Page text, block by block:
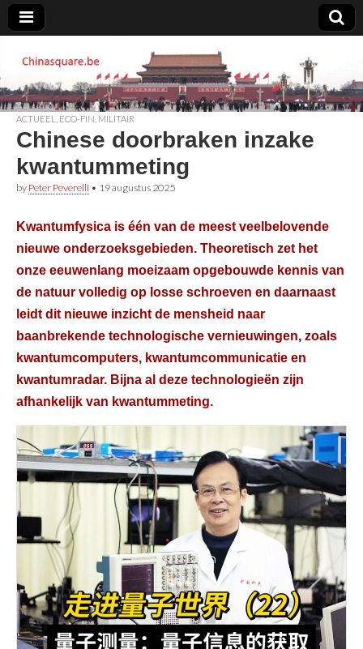
Chinasquare.be
ACTUEEL ECO-FIN MILITAIR
Chinese doorbraken inzake
kwantummeting
by Peter Peverelli • 19 augustus 2025
Kwantumfysica is één van de meest veelbelovende
nieuwe onderzoeksgebieden. Theoretisch zet het
onze eeuwenlang moeizaam opgebouwde kennis van
de natuur volledig op losse schroeven en daarnaast
leidt dit nieuwe inzicht de mensheid naar
baanbrekende technologische vernieuwingen, zoals
kwantumcomputers, kwantumcommunicatie en
kwantumradar. Bijna al deze technologieën zijn
afhankelijk van kwantummeting.